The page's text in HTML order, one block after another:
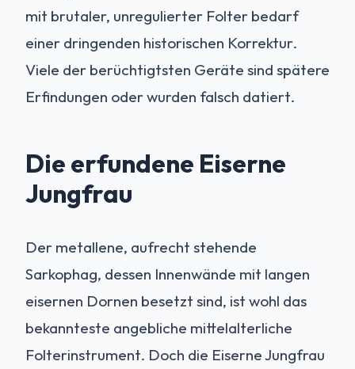
mit brutaler, unregulierter Folter bedarf
einer dringenden historischen Korrektur.
Viele der berüchtigtsten Geräte sind spätere
Erfindungen oder wurden falsch datiert.
Die erfundene Eiserne
Jungfrau
Der metallene, aufrecht stehende
Sarkophag, dessen Innenwände mit langen
eisernen Dornen besetzt sind, ist wohl das
bekannteste angebliche mittelalterliche
Folterinstrument. Doch die Eiserne Jungfrau